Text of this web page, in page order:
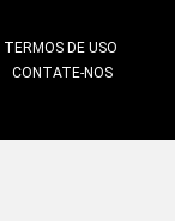
TERMOS DE USO
CONTATE-NOS